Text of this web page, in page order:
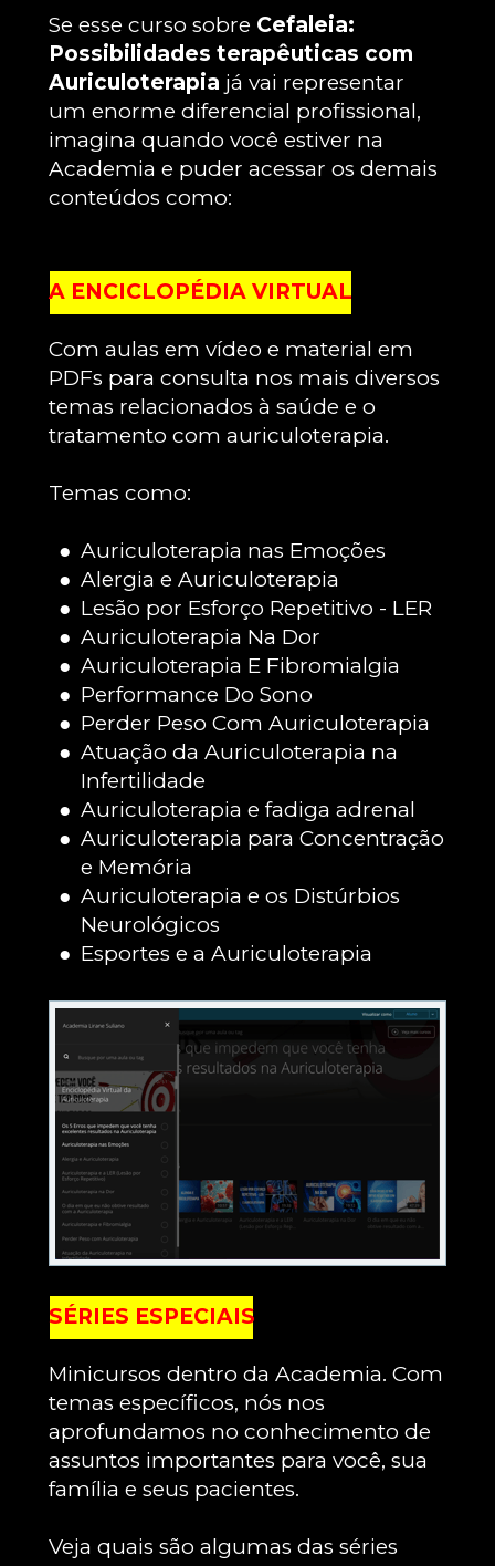
Se esse curso sobre Cefaleia:
Possibilidades terapêuticas com
Auriculoterapia já vai representar
um enorme diferencial profissional,
imagina quando você estiver na
Academia e puder acessar os demais
conteúdos como:
A ENCICLOPÉDIA VIRTUAL
Com aulas em vídeo e material em
PDFs para consulta nos mais diversos
temas relacionados à saúde e o
tratamento com auriculoterapia.
Temas como:
Auriculoterapia nas Emoções
Alergia e Auriculoterapia
Lesão por Esforço Repetitivo - LER
Auriculoterapia Na Dor
Auriculoterapia E Fibromialgia
Performance Do Sono
Perder Peso Com Auriculoterapia
Atuação da Auriculoterapia na
Infertilidade
Auriculoterapia e fadiga adrenal
Auriculoterapia para Concentração
e Memória
Auriculoterapia e os Distúrbios
Neurológicos
Esportes e a Auriculoterapia
SÉRIES ESPECIAIS
Minicursos dentro da Academia. Com
temas específicos, nós nos
aprofundamos no conhecimento de
assuntos importantes para você, sua
família e seus pacientes.
Veja quais são algumas das séries